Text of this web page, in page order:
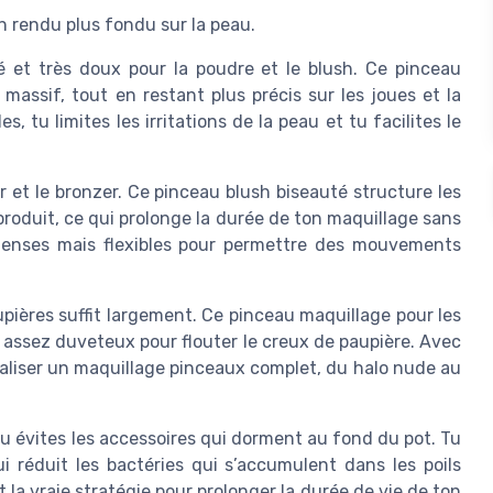
rendu plus fondu sur la peau.
et très doux pour la poudre et le blush. Ce pinceau
massif, tout en restant plus précis sur les joues et la
tu limites les irritations de la peau et tu facilites le
le bronzer. Ce pinceau blush biseauté structure les
ce qui prolonge la durée de ton maquillage sans
mais flexibles pour permettre des mouvements
suffit largement. Ce pinceau maquillage pour les
duveteux pour flouter le creux de paupière. Avec
un maquillage pinceaux complet, du halo nude au
évites les accessoires qui dorment au fond du pot. Tu
les bactéries qui s’accumulent dans les poils